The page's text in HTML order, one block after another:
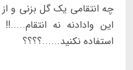
این وادادنه نه
استفاده نکنید......؟؟؟؟